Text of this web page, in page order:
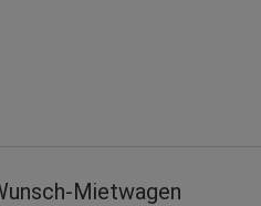
Mietwagen